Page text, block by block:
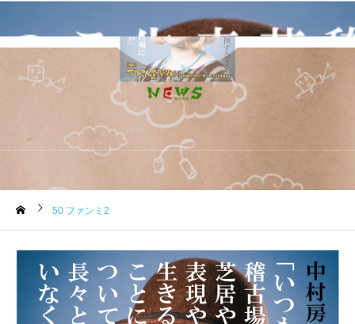
お知らせ
50 ファンミ2